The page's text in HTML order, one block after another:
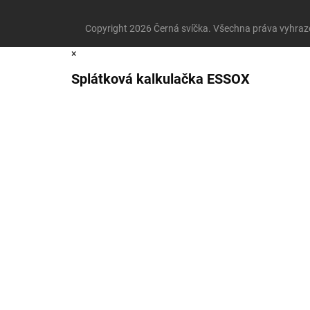
Copyright 2026 Černá svíčka. Všechna práva
×
Splátková kalkulačka ESSOX